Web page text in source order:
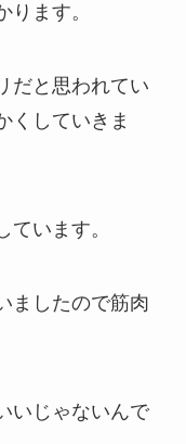
ます。
だと思われてい
くしていきま
います。
ましたので筋肉
いじゃないんで